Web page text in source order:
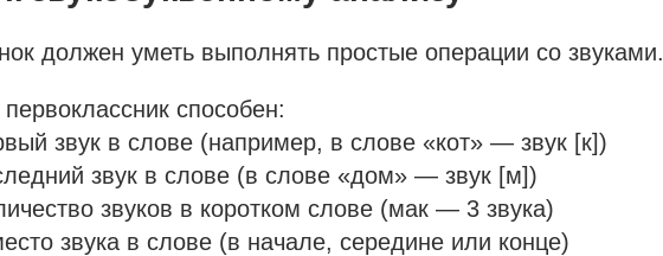
должен уметь выполнять простые операции со звуками.
способен:
звук в слове (например, в слове «кот» — звук [к])
звук в слове (в слове «дом» — звук [м])
звуков в коротком слове (мак — 3 звука)
звука в слове (в начале, середине или конце)